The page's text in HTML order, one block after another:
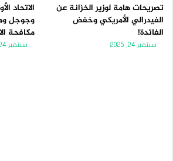
تصريحات هامة لوزير الخزانة عن
الفيدرالي الأمريكي وخفض
الفائدة!
سبتمبر 24, 2025
الاتحاد
وجوجل
مكافحة
سبتمبر 24, 2025